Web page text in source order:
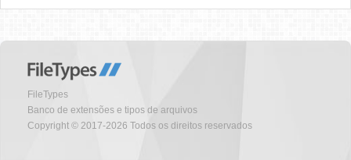
FileTypes
Banco de extensões e tipos de arquivos
Copyright © 2017-2026 Todos os direitos reservados